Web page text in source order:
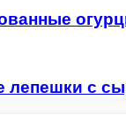
лепешки с